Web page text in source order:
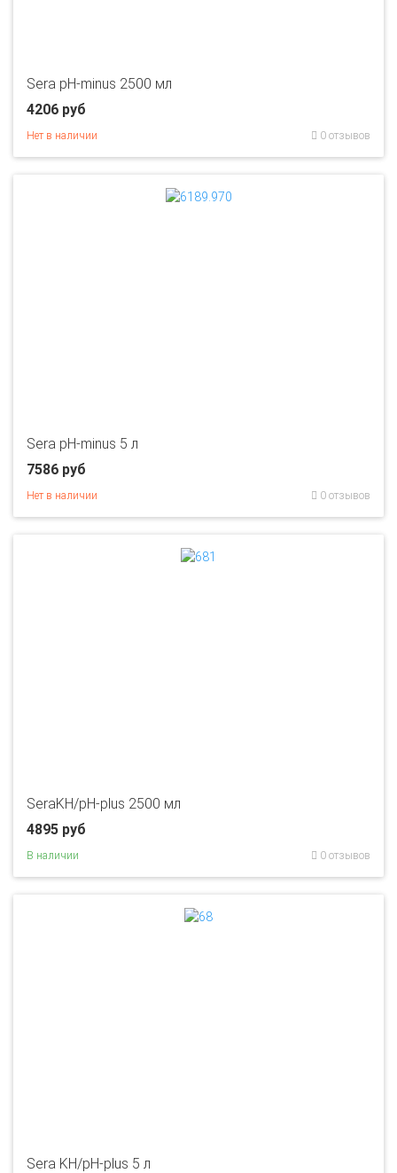
Sera pH-minus 2500 мл
4206 руб
Нет в наличии 0 отзывов
Sera pH-minus 5 л
7586 руб
Нет в наличии 0 отзывов
SeraKH/pH-plus 2500 мл
4895 руб
В наличии 0 отзывов
Sera KH/pH-plus 5 л